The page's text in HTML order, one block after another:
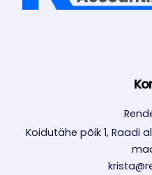
Koidutähe põik 1, Raadi